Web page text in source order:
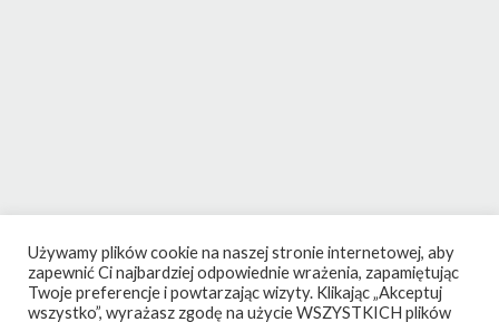
Używamy plików cookie na naszej stronie internetowej, aby
zapewnić Ci najbardziej odpowiednie wrażenia, zapamiętując
Twoje preferencje i powtarzając wizyty. Klikając „Akceptuj
wszystko”, wyrażasz zgodę na użycie WSZYSTKICH plików